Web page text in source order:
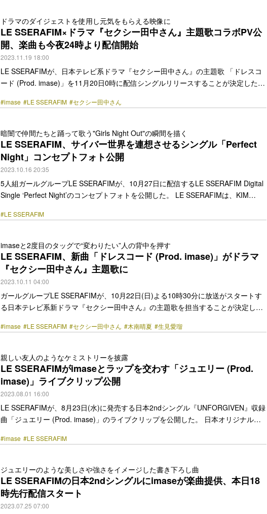
催直後から映像化を望む多くの声が寄せられており、満を持して初めて映像化され
る。 商品形態は初回限定盤Blu-ray・初回限定盤… <a class="more-link"
href="https://bezzy.jp/2024/07/47556/"></a>
ドラマのダイジェストを使用し元気をもらえる映像に
LE SSERAFIM×ドラマ『セクシー田中さん』主題歌コラボPV公
開、楽曲も今夜24時より配信開始
2023.11.19 18:00
LE SSERAFIMが、日本テレビ系ドラマ『セクシー田中さん』の主題歌 「ドレスコ
ード (Prod. imase)」を11月20日0時に配信シングルリリースすることが決定した。
らなるLE SSERAFIMは、BTSなどのグローバルアーティストを多数輩出しているレ
「ドレスコード (Prod. imase)」は日本2ndシングル『UNFORGIVEN』収録の日本
オリジナル曲「ジュエリー (Prod. i… <a class="more-link"
href="https://bezzy.jp/2023/11/36282/"></a>
#imase #LE SSERAFIM #セクシー田中さん
暗闇で仲間たちと踊って歌う"Girls Night Out"の瞬間を描く
LE SSERAFIM、サイバー世界を連想させるシングル「Perfect
Night」コンセプトフォト公開
2023.10.16 20:35
5人組ガールグループLE SSERAFIMが、10月27日に配信するLE SSERAFIM Digital
Single ‘Perfect Night’のコンセプトフォトを公開した。 LE SSERAFIMは、KIM
プで、BTSなどのグローバルアーティストを多数輩出しているレーベルを傘下に置
セプトフォトに映るのは、暗闇が広がる夜を背景に仲間たちと一緒に踊って歌
う”Girl… <a class="more-link" href="https://bezzy.jp/2023/10/34599/"></a>
#LE SSERAFIM
imaseと2度目のタッグで“変わりたい”人の背中を押す
LE SSERAFIM、新曲「ドレスコード (Prod. imase)」がドラマ
『セクシー田中さん』主題歌に
2023.10.11 04:00
ガールグループLE SSERAFIMが、10月22日(日)よる10時30分に放送がスタートす
る日本テレビ系新ドラマ『セクシー田中さん』の主題歌を担当することが決定し
ラマのために書き下ろされた主題歌「ドレスコード (Prod. imase)」は、日本2ndシ
続いてimaseが2度目の楽曲提供。前作「ジュエリー (Prod. imase)」は、2023年10
月現在TikTokのUGCが9,700本を突破している。 ドラマ… <a class="more-link"
href="https://bezzy.jp/2023/10/34114/"></a>
#imase #LE SSERAFIM #セクシー田中さん #木南晴夏 #生見愛瑠
親しい友人のようなケミストリーを披露
LE SSERAFIMがimaseとラップを交わす「ジュエリー (Prod.
imase)」ライブクリップ公開
2023.08.01 16:00
LE SSERAFIMが、8月23日(水)に発売する日本2ndシングル『UNFORGIVEN』収録
曲「ジュエリー (Prod. imase)」のライブクリップを公開した。 日本オリジナル曲
メージして書き下ろされた。LE SSERAFIMにとっては初めて挑戦するシティポッ
曲となっており、現在主要音楽配信サービスで配信されている。先日公開されたラ
イブクリップのティーザー写真ではカラフルな色彩とキッチュな小物が散りばめら
れ楽曲… <a class="more-link" href="https://bezzy.jp/2023/08/29768/"></a>
#imase #LE SSERAFIM
ジュエリーのような美しさや強さをイメージした書き下ろし曲
LE SSERAFIMの日本2ndシングルにimaseが楽曲提供、本日18
時先行配信スタート
2023.07.25 07:00